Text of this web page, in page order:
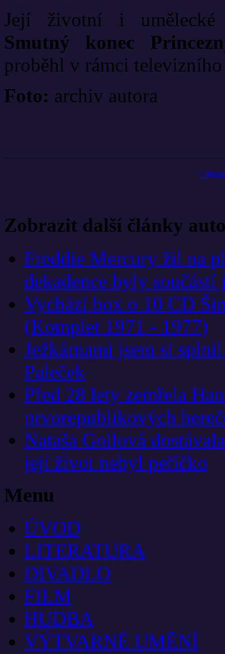
Její životní i umělecké
Smutný konec
proběhl v rámci
Foto: archiv autora
<
Zobrazit další články
Freddie Mercury žil na
dekadence byly součástí
Vychází box o 10 CD
(Komplet 1971 - 1977)
Ježkárnami jsem si
Paleček
Před 28 lety zemřela
prvorepublikových
Nataša Gollová
její život nebyl peříčko
Menu
ÚVOD
LITERATURA
DIVADLO
FILM
HUDBA
VÝTVARNÉ UMĚNÍ